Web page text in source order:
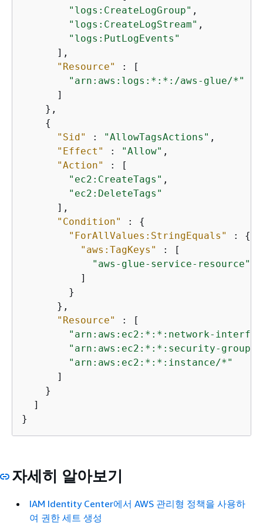
"logs:CreateLogGroup" ,
"logs:CreateLogStream" ,
"logs:PutLogEvents"
      ],
"Resource"
: [
"arn:aws:logs:*:*:/aws-glue/*"
      ]
    },
{
"Sid"
: "AllowTagsActions" ,
"Effect"
: "Allow" ,
"Action"
: [
"ec2:CreateTags" ,
"ec2:DeleteTags"
      ],
"Condition"
: {
"ForAllValues:StringEquals"
: {
"aws:TagKeys"
: [
"aws-glue-service-resource"
          ]
        }
      },
"Resource"
: [
"arn:aws:ec2:*:*:network-
"arn:aws:ec2:*:*:security-group/
"arn:aws:ec2:*:*:instance/*"
      ]
    }
  ]
}
자세히 알아보기
IAM Identity Center에서 AWS 관리형 정책을 사용하
여 권한 세트 생성